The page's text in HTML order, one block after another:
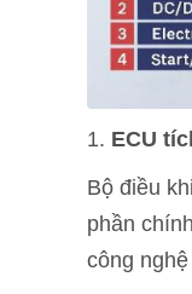
1. ECU
Bộ điều
phần
công